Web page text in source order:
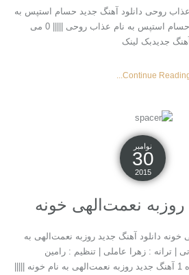
روحی دانلود آهنگ جدید حسام استپس به
نام عذاب روحی آهنگ جدید حسام استپس به نام عذاب روحی ||||| 0 می
Continue
نوامبر
30
2015
نعمت‌الهی خونه
دانلود آهنگ جدید روزبه نعمت‌الهی به
| ترانه‌ : زهرا عاملی | تنظیم‌ : رامین
عبدالهی تیتراژ برنامه خانواده 1 آهنگ جدید روزبه نعمت‌الهی به نام خونه |||||